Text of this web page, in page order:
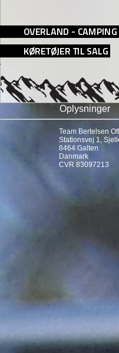
Oplysninger
Team Bertelsen
Stationsvej 1,
8464 Galten
Danmark
CVR 83097213